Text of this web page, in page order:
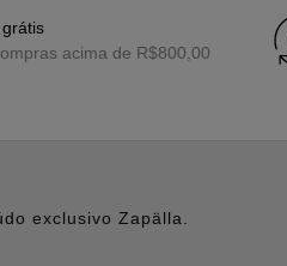
acima de R$800,00
exclusivo Zapälla.